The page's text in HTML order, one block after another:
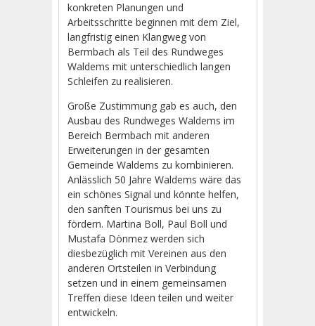
konkreten Planungen und
Arbeitsschritte beginnen mit dem Ziel,
langfristig einen Klangweg von
Bermbach als Teil des Rundweges
Waldems mit unterschiedlich langen
Schleifen zu realisieren.
Große Zustimmung gab es auch, den
Ausbau des Rundweges Waldems im
Bereich Bermbach mit anderen
Erweiterungen in der gesamten
Gemeinde Waldems zu kombinieren.
Anlässlich 50 Jahre Waldems wäre das
ein schönes Signal und könnte helfen,
den sanften Tourismus bei uns zu
fördern. Martina Boll, Paul Boll und
Mustafa Dönmez werden sich
diesbezüglich mit Vereinen aus den
anderen Ortsteilen in Verbindung
setzen und in einem gemeinsamen
Treffen diese Ideen teilen und weiter
entwickeln.